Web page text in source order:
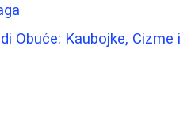
Obuće: Kaubojke, Cizme i